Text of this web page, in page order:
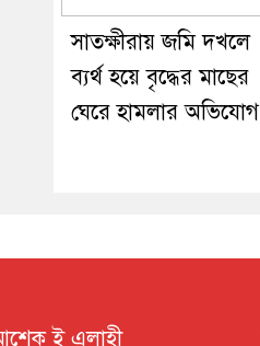
সাতক্ষীরায় জমি দখলে
ব্যর্থ হয়ে বৃদ্ধের মাছের
ঘেরে হামলার অভিযোগ
ই এলাহী